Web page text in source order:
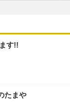
す!!
たまや